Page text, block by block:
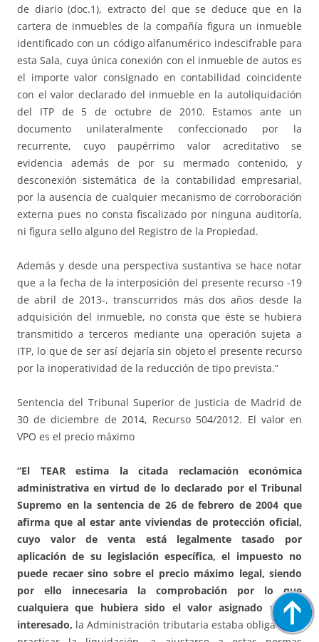
de diario (doc.1), extracto del que se deduce que en la
cartera de inmuebles de la compañía figura un inmueble
identificado con un código alfanumérico indescifrable para
esta Sala, cuya única conexión con el inmueble de autos es
el importe valor consignado en contabilidad coincidente
con el valor declarado del inmueble en la autoliquidación
del ITP de 5 de octubre de 2010. Estamos ante un
documento unilateralmente confeccionado por la
recurrente, cuyo paupérrimo valor acreditativo se
evidencia además de por su mermado contenido, y
desconexión sistemática de la contabilidad empresarial,
por la ausencia de cualquier mecanismo de corroboración
externa pues no consta fiscalizado por ninguna auditoría,
ni figura sello alguno del Registro de la Propiedad.
Además y desde una perspectiva sustantiva se hace notar
que a la fecha de la interposición del presente recurso -19
de abril de 2013-, transcurridos más dos años desde la
adquisición del inmueble, no consta que éste se hubiera
transmitido a terceros mediante una operación sujeta a
ITP, lo que de ser así dejaría sin objeto el presente recurso
por la inoperatividad de la reducción de tipo prevista.”
Sentencia del Tribunal Superior de Justicia de Madrid de
30 de diciembre de 2014, Recurso 504/2012. El valor en
VPO es el precio máximo
“El TEAR estima la citada reclamación económica
administrativa en virtud de lo declarado por el Tribunal
Supremo en la sentencia de 26 de febrero de 2004 que
afirma que al estar ante viviendas de protección oficial,
cuyo valor de venta está legalmente tasado por
aplicación de su legislación específica, el impuesto no
puede recaer sino sobre el precio máximo legal, siendo
por ello innecesaria la comprobación por lo que
cualquiera que hubiera sido el valor asignado por el
interesado, la Administración tributaria estaba obligada, al